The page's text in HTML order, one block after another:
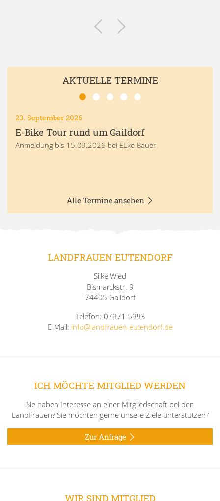
AKTUELLE TERMINE
23. September 2026
E-Bike Tour rund um Gaildorf
Anmeldung bis 15.09.2026 bei ELke Bauer.
Alle Termine ansehen
LANDFRAUEN EUTENDORF
Silke Wied
Bismarckstr. 9
74405 Gaildorf
Telefon: 07971 5993
E-Mail: info@landfrauen-eutendorf.de
ICH MÖCHTE MITGLIED WERDEN
Sie haben Interesse an einer Mitgliedschaft bei den
LandFrauen? Sie möchten gerne unsere Ziele unterstützen?
Zur Anfrage
WIR SIND MITGLIED